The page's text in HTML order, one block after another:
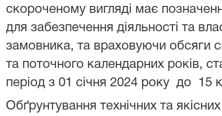
скороченому вигляді має
для забезпечення діяльності та
замовника, та враховуючи обсяги
та поточного календарних років,
період з 01 січня 2024 року до 15
Обґрунтування технічних та